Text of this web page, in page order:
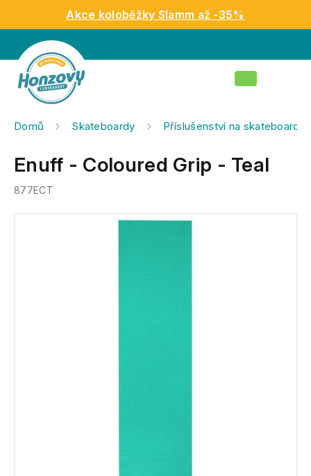
obsah
Akce koloběžky Slamm až -35%
Nákupní
Domů Skateboardy Příslušenství na skateboardy
Enuff - Coloured Grip - Teal
877ECT